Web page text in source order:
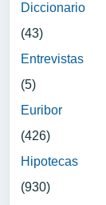
Diccionario
(43)
Entrevistas
(5)
Euribor
(426)
Hipotecas
(930)